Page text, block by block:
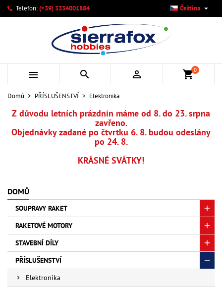
Telefon:(+39) 3334001884 Čeština 
   shopping_cart0
Domů PŘÍSLUŠENSTVÍ Elektronika
Z důvodu letních prázdnin máme od 8. do 23. srpna
zavřeno.
Objednávky zadané po čtvrtku 6. 8. budou odeslány
po 24. 8.
KRÁSNÉ SVÁTKY!
DOMŮ
SOUPRAVY RAKET
RAKETOVÉ MOTORY
STAVEBNÍ DÍLY
PŘÍSLUŠENSTVÍ
Elektronika
Můj seznam přání ×
Vytvořit nový seznam
((modalTitle)) ×
((confirmMessage))
((cancelText)) ((modalDeleteText))
Vytvořit seznam přání ×
Název seznamu přání
Zrušit
Přihlásit se ×
Musíte být přihlášen, abyste si mohli výrobky uložit do
svého seznamu přání.
Zrušit Přihlásit se